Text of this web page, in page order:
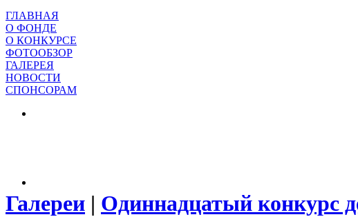
ГЛАВНАЯ
О ФОНДЕ
О КОНКУРСЕ
ФОТООБЗОР
ГАЛЕРЕЯ
НОВОСТИ
СПОНСОРАМ
Галереи | Одиннадцатый конкурс